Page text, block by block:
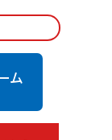
ム